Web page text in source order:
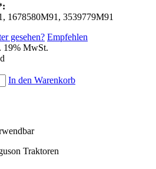
1678580M91, 3539779M91
gesehen? Empfehlen
19% MwSt.
In den Warenkorb
Traktoren